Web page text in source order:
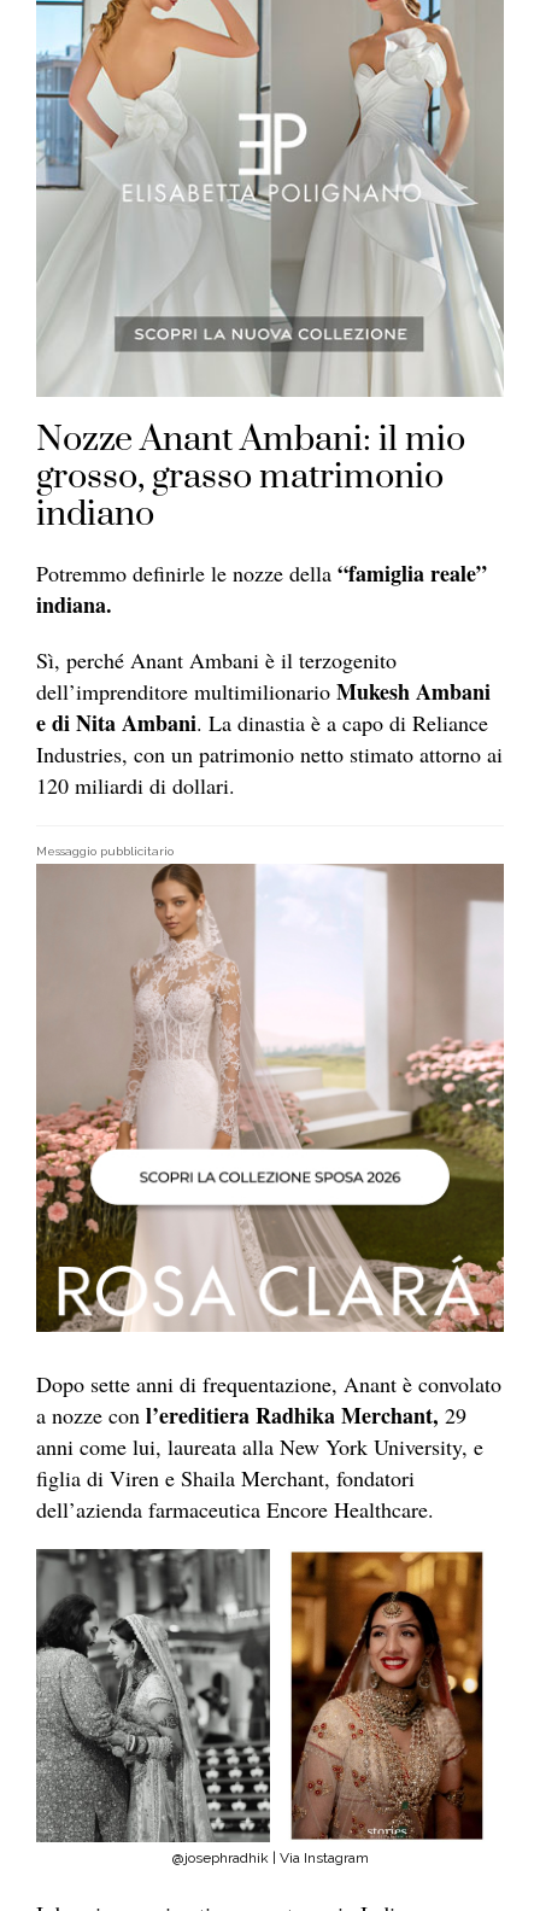
Nozze Anant Ambani: il mio
grosso, grasso matrimonio
indiano
Potremmo definirle le nozze della “famiglia reale”
indiana.
Sì, perché Anant Ambani è il terzogenito
dell’imprenditore multimilionario Mukesh Ambani
e di Nita Ambani. La dinastia è a capo di Reliance
Industries, con un patrimonio netto stimato attorno ai
120 miliardi di dollari.
Messaggio pubblicitario
Dopo sette anni di frequentazione, Anant è convolato
a nozze con l’ereditiera Radhika Merchant, 29
anni come lui, laureata alla New York University, e
figlia di Viren e Shaila Merchant, fondatori
dell’azienda farmaceutica Encore Healthcare.
@josephradhik | Via Instagram